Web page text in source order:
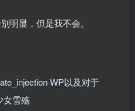
明显，但是我不会。